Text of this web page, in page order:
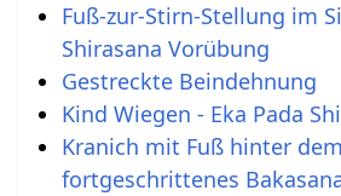
Fuß-zur-Stirn-Stellung im
Shirasana Vorübung
Gestreckte Beindehnung
Kind Wiegen - Eka Pada
Kranich mit Fuß hinter
fortgeschrittenes